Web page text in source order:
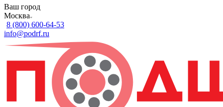
Ваш город
Москва
8 (800) 600-64-53
info@podrf.ru